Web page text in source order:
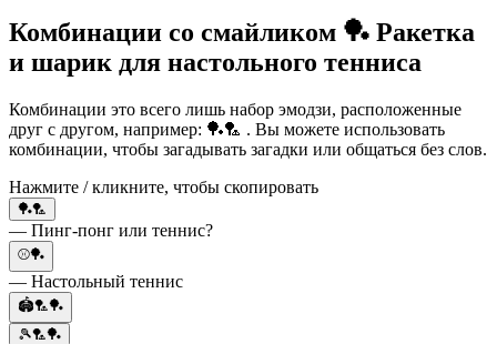
Комбинации со смайликом 🏓 Ракетка
и шарик для настольного тенниса
Комбинации это всего лишь набор эмодзи, расположенные
друг с другом, например: 🏓🏸 . Вы можете использовать
комбинации, чтобы загадывать загадки или общаться без слов.
Нажмите / кликните, чтобы скопировать
🏓🏸
— Пинг-понг или теннис?
⚾🏓
— Настольный теннис
🏟️🏸🏓
🎾🏸🏓